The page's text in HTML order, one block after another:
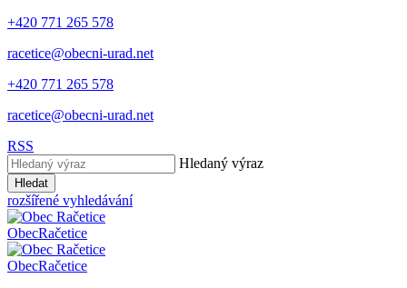
+420 771 265 578
racetice@obecni-urad.net
+420 771 265 578
racetice@obecni-urad.net
RSS
Hledaný výraz
Hledat
rozšířené vyhledávání
ObecRačetice
ObecRačetice